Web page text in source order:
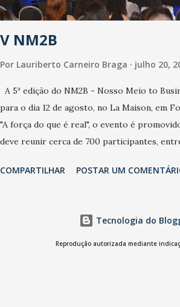
contaminação alta, podendo gerar um
ao sistema de saúde. “Precisamos saber
risco da doença, para não so...
V NM2B
Por Lauriberto Carneiro Braga julho 20,
A 5ª edição do NM2B - Nosso Meio to
para o dia 12 de agosto, no La Maison, em
"A força do que é real", o evento é
deve reunir cerca de 700 participantes,
Desde 2022, o NM2B consolidou-se como
Banco do Nordeste, LinkedIn, VISA, Grupo
Dias Branco. A nova edição chega em um
COMPARTILHAR POSTAR UM
Tecnologia do
Reprodução autorizada mediante